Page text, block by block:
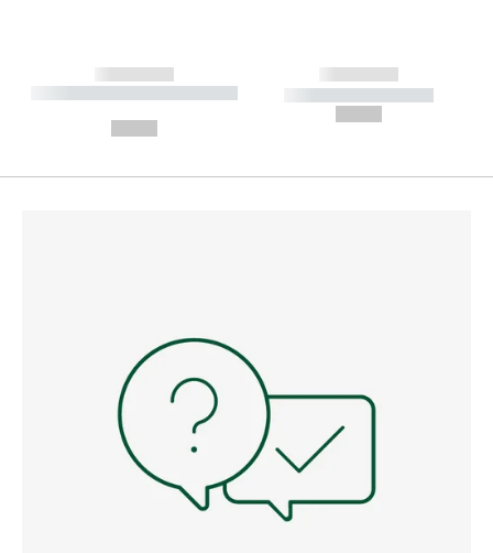
------------
----------- ----------- --------
------------
----------- -----------